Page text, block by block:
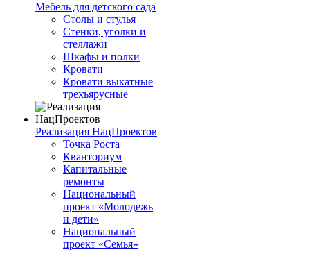
Мебель для детского сада
Столы и стулья
Стенки, уголки и
стеллажи
Шкафы и полки
Кровати
Кровати выкатные
трехъярусные
Реализация НацПроектов
Точка Роста
Кванториум
Капитальные
ремонты
Национальный
проект «Молодежь
и дети»
Национальный
проект «Семья»